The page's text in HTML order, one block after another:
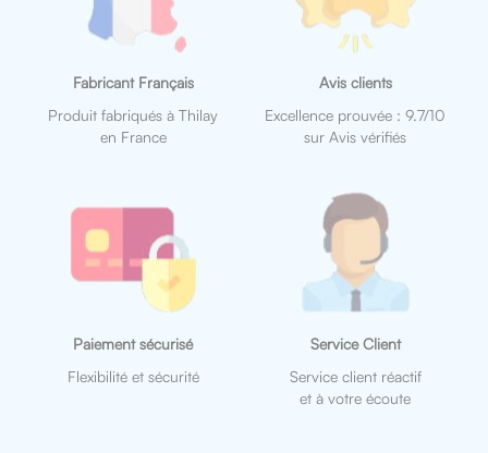
Fabricant Français
Produit fabriqués à Thilay
en France
Avis clients
Excellence prouvée : 9.7/10
sur Avis vérifiés
Paiement sécurisé
Flexibilité et sécurité
Service Client
Service client réactif
et à votre écoute